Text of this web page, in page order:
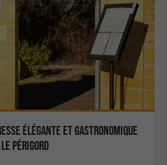
élégante et gastronomique
Périgord